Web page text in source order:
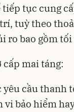
tiếp tục cung
tuỳ theo
ro bao gồm
cấp mai táng:
cầu thanh
vi bảo hiểm